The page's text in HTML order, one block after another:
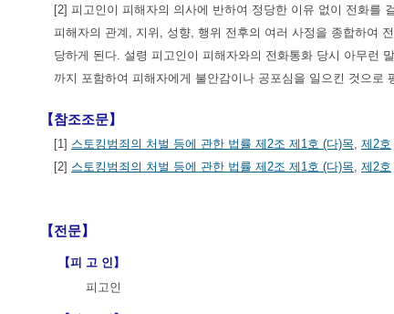
[2] 피고인이 피해자의 의사에 반하여 정당한 이유 없이 전화를
피해자의 관계, 지위, 성향, 행위 전후의 여러 사정을 종합하여
당하게 된다. 설령 피고인이 피해자와의 전화통화 당시 아무런
까지 포함하여 피해자에게 불안감이나 공포심을 일으킨 것으로
【참조조문】
[1] 스토킹범죄의 처벌 등에 관한 법률 제2조 제1호 (다)목, 제2호
[2] 스토킹범죄의 처벌 등에 관한 법률 제2조 제1호 (다)목, 제2호
【전문】
【피 고 인】
피고인